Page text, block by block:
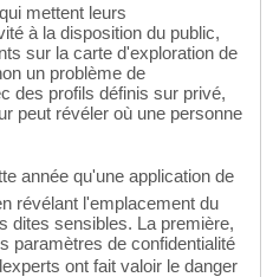
mettent leurs
à la disposition du public,
sur la carte d'exploration de
un problème de
des profils définis sur privé,
peut révéler où une personne
année qu'une application de
révélant l'emplacement du
dites sensibles. La première,
paramètres de confidentialité
ont fait valoir le danger